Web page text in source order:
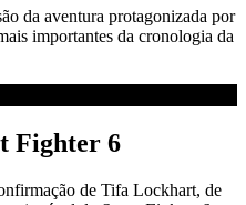
da aventura protagonizada por
importantes da cronologia da
Fighter 6
de Tifa Lockhart, de